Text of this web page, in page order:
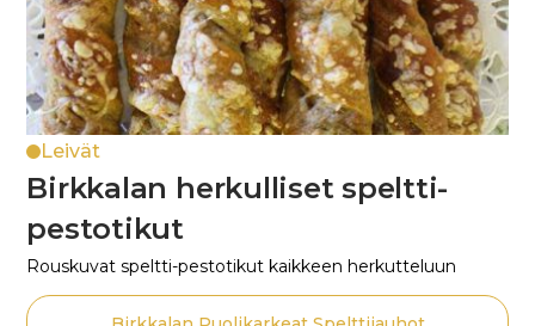
Leivät
Birkkalan herkulliset speltti-
pestotikut
Rouskuvat speltti-pestotikut kaikkeen herkutteluun